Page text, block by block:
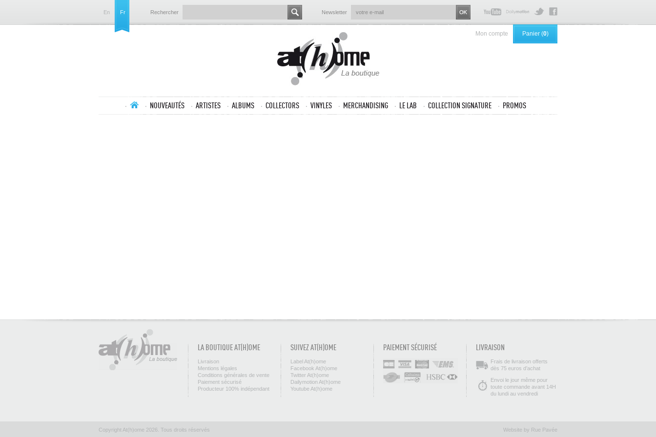
En Fr Rechercher Newsletter
Mon compte Panier (0)
NOUVEAUTÉS ARTISTES ALBUMS COLLECTORS VINYLES MERCHANDISING LE LAB COLLECTION SIGNATURE PROMOS
LA BOUTIQUE AT(H)OME
Livraison
Mentions légales
Conditions générales de vente
Paiement sécurisé
Producteur 100% indépendant
SUIVEZ AT(H)OME
Label At(h)ome
Facebook At(h)ome
Twitter At(h)ome
Dailymotion At(h)ome
Youtube At(h)ome
PAIEMENT SÉCURISÉ LIVRAISON
Frais de livraison offerts
dès 75 euros d’achat
Envoi le jour même pour
toute commande avant 14H
du lundi au vendredi
Copyright At(h)ome 2026. Tous droits réservés Website by Rue Pavée